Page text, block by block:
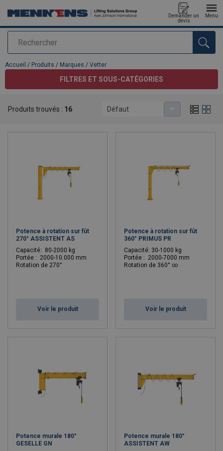
Rechercher
Demander un
devis
Menu
Ajouté au panier
Accueil / Produits / Marques / Vetter
FILTRES ET SOUS-CATÉGORIES
Vetter
Produits trouvés : 16 Défaut
Potence à rotation sur fût
270° ASSISTENT AS
Capacité: 80-2000 kg
Portée : 2000-10.000 mm
Rotation de 270°
Voir le produit
Potence à rotation sur fût
360° PRIMUS PR
Capacité: 30-1000 kg
Portée : 2000-7000 mm
Rotation de 360° ∞
Voir le produit
Potence murale 180°
GESELLE GN
Potence murale 180°
ASSISTENT AW